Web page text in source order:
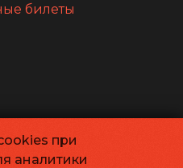
при
аналитики
билеты